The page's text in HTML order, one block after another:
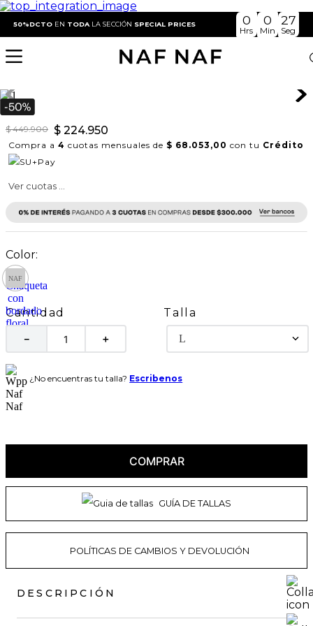
50%DCTOEN TODALA SECCIÓN SPECIAL PRICES 0
Hrs
0
Min
26
Seg
Ropa Mujer Chaquetas Chaqueta con bordado floral
Chaqueta con bordado floral
$ 449.900 $ 224.950
Compra a 4 cuotas mensuales de $ 68.053,00 con tu Crédito
Ver cuotas ...
Cantidad
＋
－
Talla
L
¿No encuentras tu talla? Escribenos
COMPRAR
GUÍA DE TALLAS
POLÍTICAS DE CAMBIOS Y DEVOLUCIÓN
DESCRIPCIÓN